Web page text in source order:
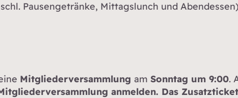
Pausengetränke, Mittagslunch und Abendessen)
Mitgliederversammlung am Sonntag um 9:00.
anmelden. Das